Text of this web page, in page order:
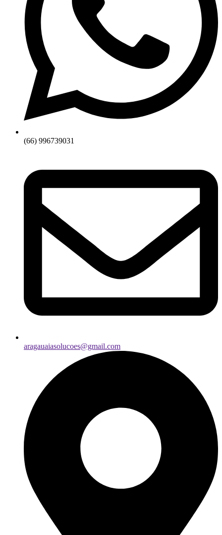
(66) 996739031
aragauaiasolucoes@gmail.com